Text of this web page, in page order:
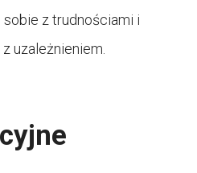
z trudnościami i
uzależnieniem.